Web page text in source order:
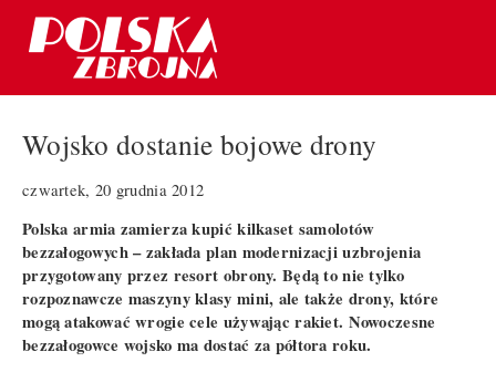
Wojsko dostanie bojowe drony
czwartek, 20 grudnia 2012
Polska armia zamierza kupić kilkaset samolotów
bezzałogowych – zakłada plan modernizacji uzbrojenia
przygotowany przez resort obrony. Będą to nie tylko
rozpoznawcze maszyny klasy mini, ale także drony, które
mogą atakować wrogie cele używając rakiet. Nowoczesne
bezzałogowce wojsko ma dostać za półtora roku.